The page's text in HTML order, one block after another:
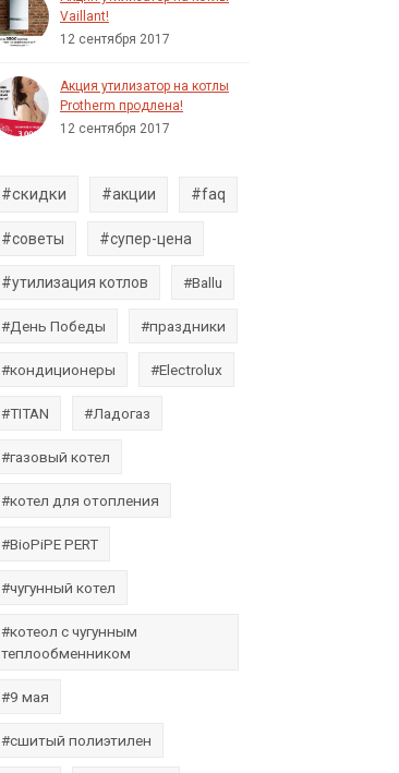
Vaillant!
12 сентября 2017
Акция утилизатор на котлы
Protherm продлена!
12 сентября 2017
#скидки #акции #faq
#советы #супер-цена
#утилизация котлов #Ballu
#День Победы #праздники
#кондиционеры #Electrolux
#TITAN #Ладогаз
#газовый котел
#котел для отопления
#BioPiPE PERT
#чугунный котел
#котеол с чугунным
теплообменником
#9 мая
#сшитый полиэтилен